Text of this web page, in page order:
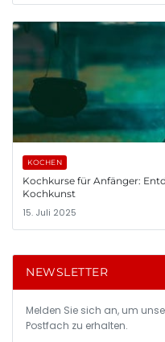
KOCHEN
Kochkurse für Anfänger:
Kochkunst
15. Juli 2025
NEWSLETTER
Melden Sie sich an, um
Postfach zu erhalten.